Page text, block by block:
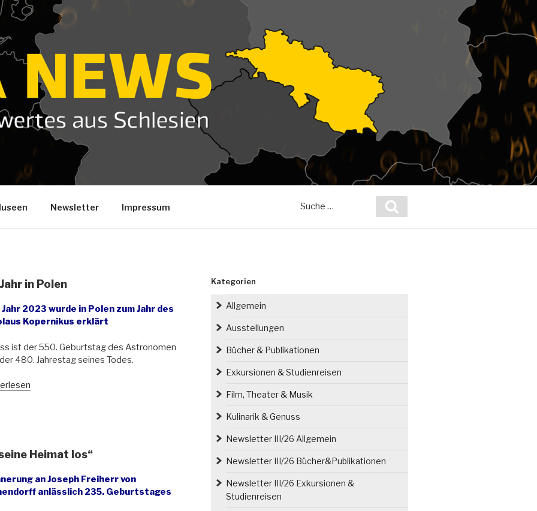
Newsletter Impressum
nach:
in Polen
Jahr 2023 wurde in Polen zum Jahr des
Kopernikus erklärt
ist der 550. Geburtstag des Astronomen
480. Jahrestag seines Todes.
Heimat los“
an Joseph Freiherr von
anlässlich 235. Geburtstages
Kategorien
Allgemein
Ausstellungen
Bücher & Publikationen
Exkursionen & Studienreisen
Film, Theater & Musik
Kulinarik & Genuss
Newsletter III/26 Allgemein
Newsletter III/26 Bücher&Publikationen
Newsletter III/26 Exkursionen &
Studienreisen